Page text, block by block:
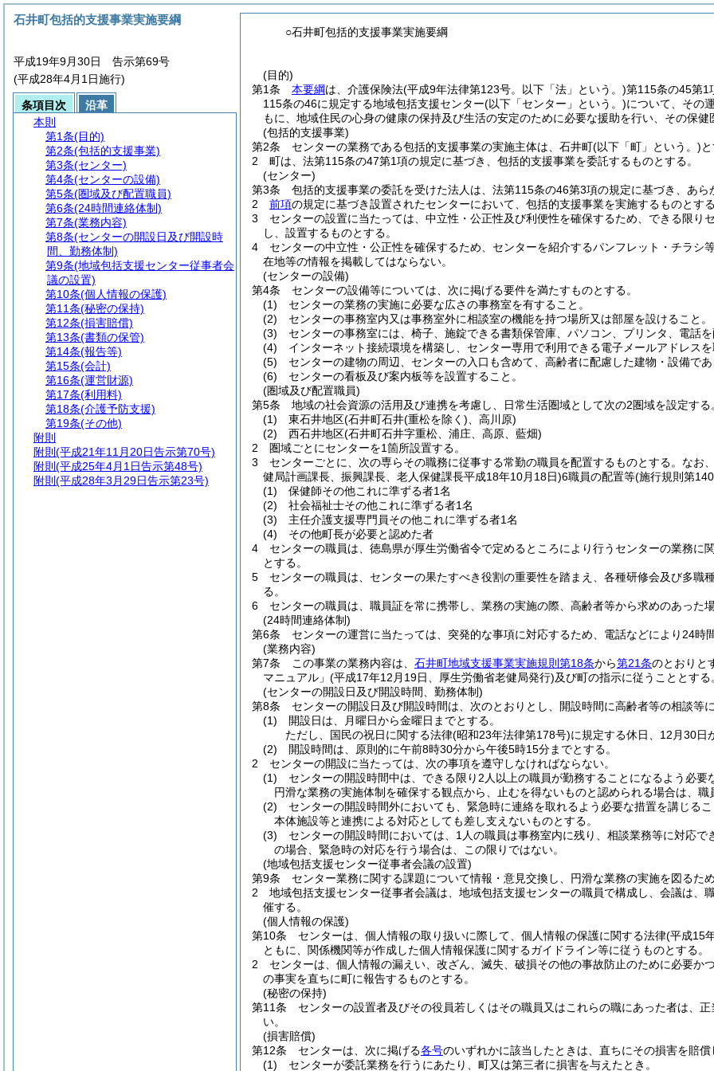
○石井町包括的支援事業実施要綱
(目的)
第1条
本要綱は、介護保険法(平成9年法律第123号。以下「法」という。)第115条の45第1
115条の46に規定する地域包括支援センター(以下「センター」という。)について、その
もに、地域住民の心身の健康の保持及び生活の安定のために必要な援助を行い、その保
(包括的支援事業)
第2条
センターの業務である包括的支援事業の実施主体は、石井町(以下「町」という。)
2
町は、法第115条の47第1項の規定に基づき、包括的支援事業を委託するものとする。
(センター)
第3条
包括的支援事業の委託を受けた法人は、法第115条の46第3項の規定に基づき、あ
2
前項の規定に基づき設置されたセンターにおいて、包括的支援事業を実施するものとす
3
センターの設置に当たっては、中立性・公正性及び利便性を確保するため、できる限
し、設置するものとする。
4
センターの中立性・公正性を確保するため、センターを紹介するパンフレット・チラ
在地等の情報を掲載してはならない。
(センターの設備)
第4条
センターの設備等については、次に掲げる要件を満たすものとする。
(1)
センターの業務の実施に必要な広さの事務室を有すること。
(2)
センターの事務室内又は事務室外に相談室の機能を持つ場所又は部屋を設けること。
(3)
センターの事務室には、椅子、施錠できる書類保管庫、パソコン、プリンタ、電話
(4)
インターネット接続環境を構築し、センター専用で利用できる電子メールアドレス
(5)
センターの建物の周辺、センターの入口も含めて、高齢者に配慮した建物・設備で
(6)
センターの看板及び案内板等を設置すること。
(圏域及び配置職員)
第5条
地域の社会資源の活用及び連携を考慮し、日常生活圏域として次の2圏域を設定する
(1)
東石井地区(石井町石井(重松を除く) 、高川原)
(2)
西石井地区(石井町石井字重松、浦庄、高原、藍畑)
2
圏域ごとにセンターを1箇所設置する。
3
センターごとに、次の専らその職務に従事する常勤の職員を配置するものとする。 なお
健局計画課長、振興課長、老人保健課長平成18年10月18日)6職員の配置等(施行規則第
(1)
保健師その他これに準ずる者1名
(2)
社会福祉士その他これに準ずる者1名
(3)
主任介護支援専門員その他これに準ずる者1名
(4)
その他町長が必要と認めた者
4
センターの職員は、徳島県が厚生労働省令で定めるところにより行うセンターの業務
とする。
5
センターの職員は、センターの果たすべき役割の重要性を踏まえ、各種研修会及び多
る。
6
センターの職員は、職員証を常に携帯し、業務の実施の際、高齢者等から求めのあった
(24時間連絡体制)
第6条
センターの運営に当たっては、突発的な事項に対応するため、電話などにより24
(業務内容)
第7条
この事業の業務内容は、 石井町地域支援事業実施規則第18条から第21条のとおりと
マニュアル」 (平成17年12月19日、厚生労働省老健局発行)及び町の指示に従うこととする
(センターの開設日及び開設時間、勤務体制)
第8条
センターの開設日及び開設時間は、次のとおりとし、開設時間に高齢者等の相談等
(1)
開設日は、月曜日から金曜日までとする。
ただし、国民の祝日に関する法律(昭和23年法律第178号)に規定する休日、12月30日
(2)
開設時間は、原則的に午前8時30分から午後5時15分までとする。
2
センターの開設に当たっては、次の事項を遵守しなければならない。
(1)
センターの開設時間中は、できる限り2人以上の職員が勤務することになるよう必要
円滑な業務の実施体制を確保する観点から、止むを得ないものと認められる場合は、
(2)
センターの開設時間外においても、緊急時に連絡を取れるよう必要な措置を講じる
本体施設等と連携による対応としても差し支えないものとする。
(3)
センターの開設時間においては、1人の職員は事務室内に残り、相談業務等に対応で
の場合、緊急時の対応を行う場合は、この限りではない。
(地域包括支援センター従事者会議の設置)
第9条
センター業務に関する課題について情報・意見交換し、円滑な業務の実施を図るた
2
地域包括支援センター従事者会議は、地域包括支援センターの職員で構成し、会議は
催する。
(個人情報の保護)
第10条
センターは、個人情報の取り扱いに際して、個人情報の保護に関する法律(平成15
ともに、関係機関等が作成した個人情報保護に関するガイドライン等に従うものとする。
2
センターは、個人情報の漏えい、改ざん、滅失、破損その他の事故防止のために必要
の事実を直ちに町に報告するものとする。
(秘密の保持)
第11条
センターの設置者及びその役員若しくはその職員又はこれらの職にあった者は、
い。
(損害賠償)
第12条
センターは、次に掲げる各号のいずれかに該当したときは、直ちにその損害を賠
(1)
センターが委託業務を行うにあたり、町又は第三者に損害を与えたとき。
石井町包括的支援事業実施要綱
平成19年9月30日 告示第69号
(平成28年4月1日施行)
条項目次
沿革
本則
第1条(目的)
第2条(包括的支援事業)
第3条(センター)
第4条(センターの設備)
第5条(圏域及び配置職員)
第6条(24時間連絡体制)
第7条(業務内容)
第8条(センターの開設日及び開設時
間、勤務体制)
第9条(地域包括支援センター従事者会
議の設置)
第10条(個人情報の保護)
第11条(秘密の保持)
第12条(損害賠償)
第13条(書類の保管)
第14条(報告等)
第15条(会計)
第16条(運営財源)
第17条(利用料)
第18条(介護予防支援)
第19条(その他)
附則
附則 (平成21年11月20日告示第70号)
附則 (平成25年4月1日告示第48号)
附則 (平成28年3月29日告示第23号)